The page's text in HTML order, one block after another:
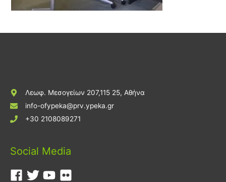
Λεωφ. Μεσογείων 207,115 25, Αθήνα
info-ofypeka@prv.ypeka.gr
+30 2108089271
Social Media